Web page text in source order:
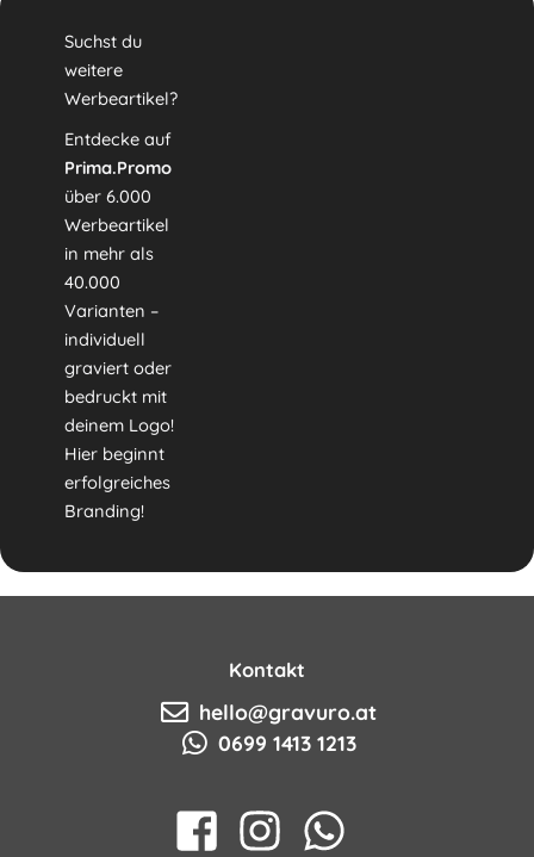
Suchst du
weitere
Werbeartikel?
Entdecke auf
Prima.Promo
über 6.000
Werbeartikel
in mehr als
40.000
Varianten –
individuell
graviert oder
bedruckt mit
deinem Logo!
Hier beginnt
erfolgreiches
Branding!
Kontakt
hello@gravuro.at
0699 1413 1213